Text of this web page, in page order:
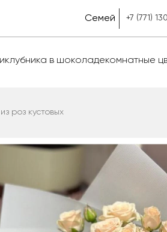
Семей +7 (771)
клубника в шоколадекомнатные
роз кустовых